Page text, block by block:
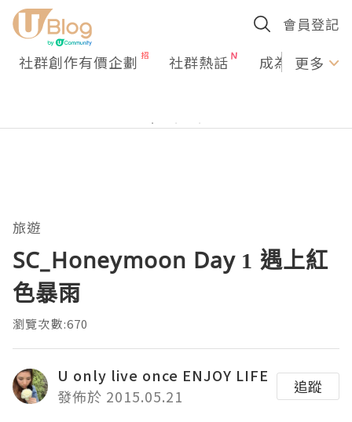
會員登記
社群創作有價企劃 社群熱話 成為U更多
旅遊
SC_Honeymoon Day 1 遇上紅
色暴雨
瀏覽次數:670
U only live once ENJOY LIFE
發佈於 2015.05.21
追蹤